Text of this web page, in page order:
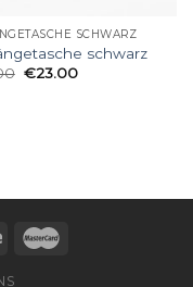
SCHWARZ
schwarz
€23.00